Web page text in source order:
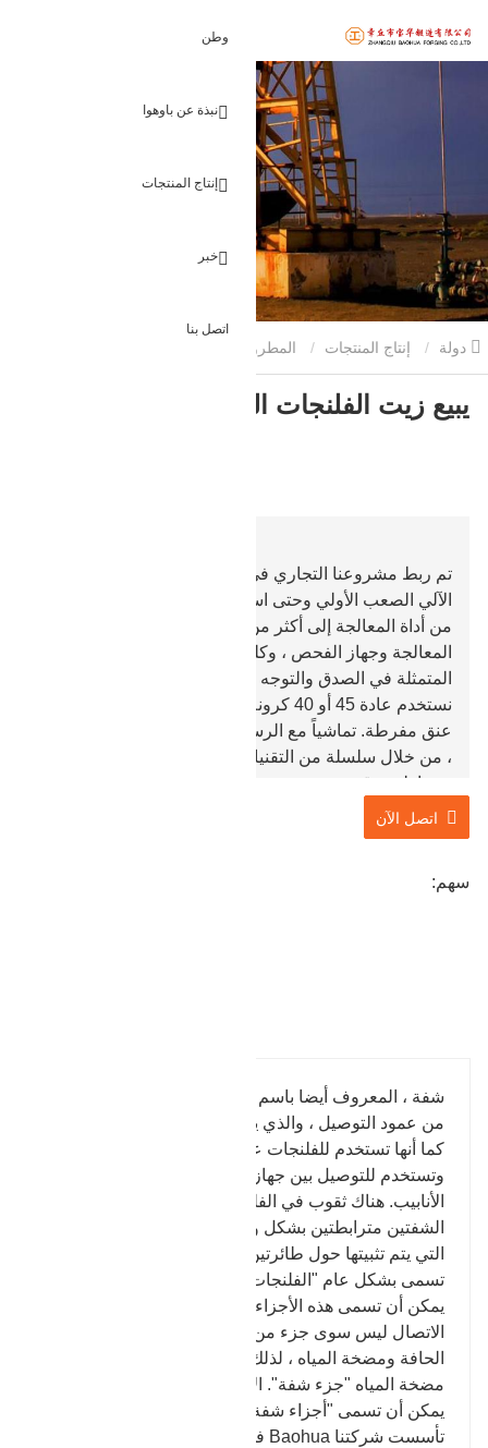
وطن
نبذة عن باوهوا
إنتاج المنتجات
خبر
اتصل بنا
إنتاج المنتجات المطروقات الزيتية
المزورة
يبيع زيت الفلنجات المزورة
من أداة المعالجة إلى أكثر من ثمانين وحدة من نظام
المعالجة وجهاز الفحص ، وكلها تستند إلى فكرة التصنيع
المتمثلة في الصدق والتوجه نحو العملاء.
نستخدم عادة 45 أو 40 كرونة معدنية كنسيج لإنتاج حواف
عنق مفرطة. تماشياً مع الرسومات المقدمة من قبل العملاء
، من خلال سلسلة من التقنيات ، والتي تشمل تزوير ، تقسية
، خراطة ، دق ، حفر ، تبريد ، كشف الخلل ، درجة حرارة
عالية ، اختبار وتعبئة ، سنقوم بإنشاء سلع ذات حواف
مفرطة العنق والتي تلبية رغبات العملاء. يمكن مراجعة كل
المنتجات عن طريق اللحام محظورة تمامًا من قبل
اتصل الآن
سهم:
من عمود التوصيل ، والذي يستخدم لربط نهايات الأنابيب ؛
كما أنها تستخدم للفلنجات على مدخل ومخرج المعدات ،
وتستخدم للتوصيل بين جهازين ، مثل تقليل فلنجات
الأنابيب. هناك ثقوب في الفلنجات ، والمسامير تجعل
الشفتين مترابطتين بشكل وثيق. جميع أجزاء التوصيل
التي يتم تثبيتها حول طائرتين ومغلقة في نفس الوقت
تسمى بشكل عام "الفلنجات" ، مثل توصيل أنابيب التهوية.
يمكن أن تسمى هذه الأجزاء "أجزاء شفة". لكن هذا
الاتصال ليس سوى جزء من المعدات ، مثل الوصلة بين
الحافة ومضخة المياه ، لذلك ليس من المناسب تسمية
مضخة المياه "جزء شفة". الأصغر ، مثل الصمامات ،
يمكن أن تسمى "أجزاء شفة".